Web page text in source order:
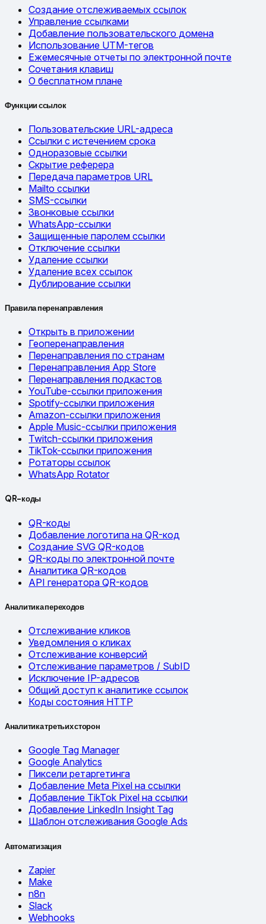
Создание отслеживаемых ссылок
Управление ссылками
Добавление пользовательского домена
Использование UTM-тегов
Ежемесячные отчеты по электронной почте
Сочетания клавиш
О бесплатном плане
Функции ссылок
Пользовательские URL-адреса
Ссылки с истечением срока
Одноразовые ссылки
Скрытие реферера
Передача параметров URL
Mailto ссылки
SMS-ссылки
Звонковые ссылки
WhatsApp-ссылки
Защищенные паролем ссылки
Отключение ссылки
Удаление ссылки
Удаление всех ссылок
Дублирование ссылки
Правила перенаправления
Открыть в приложении
Геоперенаправления
Перенаправления по странам
Перенаправления App Store
Перенаправления подкастов
YouTube-ссылки приложения
Spotify-ссылки приложения
Amazon-ссылки приложения
Apple Music-ссылки приложения
Twitch-ссылки приложения
TikTok-ссылки приложения
Ротаторы ссылок
WhatsApp Rotator
QR-коды
QR-коды
Добавление логотипа на QR-код
Создание SVG QR-кодов
QR-коды по электронной почте
Аналитика QR-кодов
API генератора QR-кодов
Аналитика переходов
Отслеживание кликов
Уведомления о кликах
Отслеживание конверсий
Отслеживание параметров / SubID
Исключение IP-адресов
Общий доступ к аналитике ссылок
Коды состояния HTTP
Аналитика третьих сторон
Google Tag Manager
Google Analytics
Пиксели ретаргетинга
Добавление Meta Pixel на ссылки
Добавление TikTok Pixel на ссылки
Добавление LinkedIn Insight Tag
Шаблон отслеживания Google Ads
Автоматизация
Zapier
Make
n8n
Slack
Webhooks